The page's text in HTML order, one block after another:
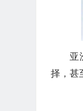
亚
择，甚